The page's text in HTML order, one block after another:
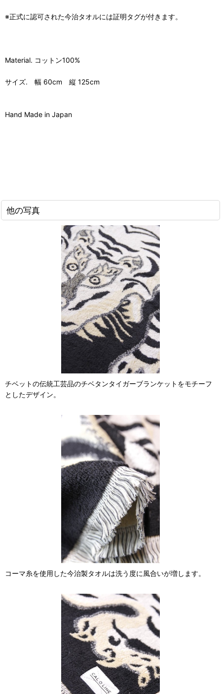
※正式に認可された今治タオルには証明タグが付きます。
Material. コットン100%
サイズ. 幅 60cm 縦 125cm
Hand Made in Japan
他の写真
チベットの伝統工芸品のチベタンタイガーブランケットをモチーフ
としたデザイン。
コーマ糸を使用した今治製タオルは洗う度に風合いが増します。